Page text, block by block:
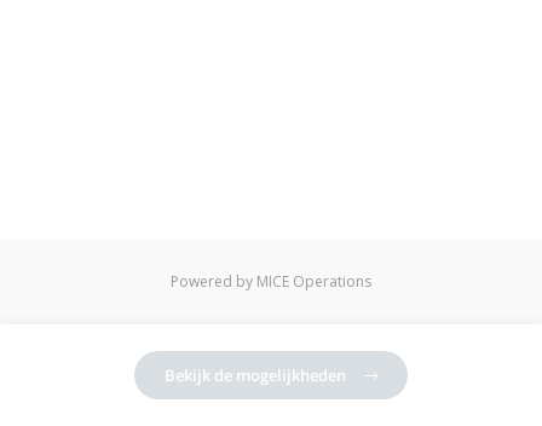
Powered by MICE Operations
Bekijk de mogelijkheden